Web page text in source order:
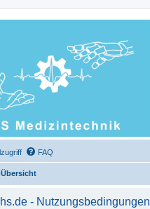
FAQ
- Nutzungsbedingungen